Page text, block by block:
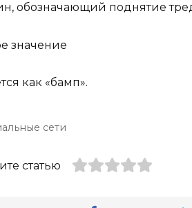
обозначающий поднятие
значение
как «бамп».
сети
статью